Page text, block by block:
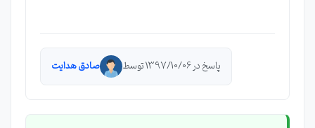
پاسخ در 1397/10/06 توسط صادق هدایت